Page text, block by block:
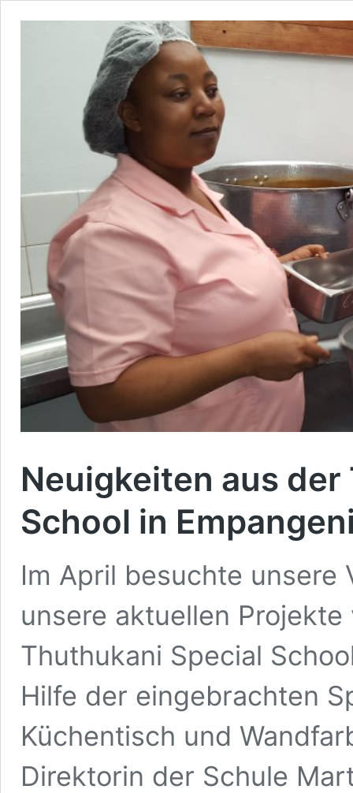
Neuigkeiten aus
School in
Im April besuchte unsere
unsere aktuellen
Thuthukani Special
Hilfe der eingebrachten
Küchentisch und
Direktorin der Schule